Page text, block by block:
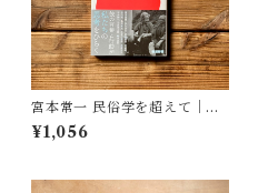
宮本常一 民俗学を超えて｜木
村 哲也
¥1,056